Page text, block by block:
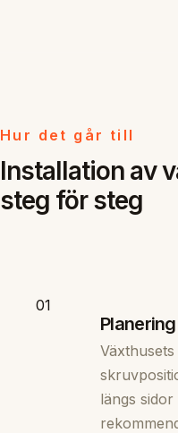
Hur det går till
Installation av
steg för steg
01
längs